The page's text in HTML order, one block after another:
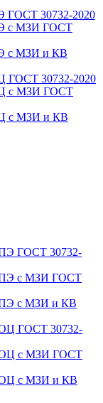
ГОСТ 30732-2020
с МЗИ ГОСТ
с МЗИ и КВ
ГОСТ 30732-2020
с МЗИ ГОСТ
с МЗИ и КВ
ПЭ ГОСТ 30732-
ПЭ с МЗИ ГОСТ
ПЭ с МЗИ и КВ
ОЦ ГОСТ 30732-
ОЦ с МЗИ ГОСТ
ОЦ с МЗИ и КВ